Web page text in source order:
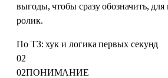
выгоды, чтобы сразу обозначить, для
ролик.
По ТЗ: хук и логика первых секунд
02
02ПОНИМАНИЕ